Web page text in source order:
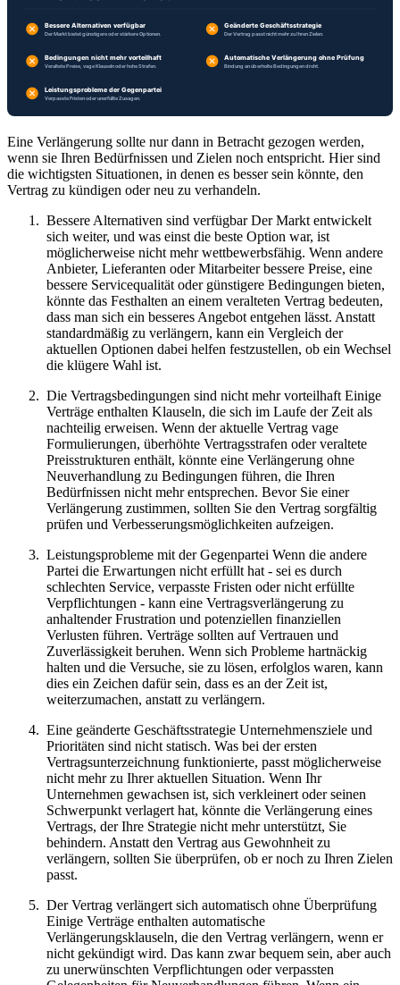
Eine Verlängerung sollte nur dann in Betracht gezogen werden,
wenn sie Ihren Bedürfnissen und Zielen noch entspricht. Hier sind
die wichtigsten Situationen, in denen es besser sein könnte, den
Vertrag zu kündigen oder neu zu verhandeln.
Bessere Alternativen sind verfügbar Der Markt entwickelt
sich weiter, und was einst die beste Option war, ist
möglicherweise nicht mehr wettbewerbsfähig. Wenn andere
Anbieter, Lieferanten oder Mitarbeiter bessere Preise, eine
bessere Servicequalität oder günstigere Bedingungen bieten,
könnte das Festhalten an einem veralteten Vertrag bedeuten,
dass man sich ein besseres Angebot entgehen lässt. Anstatt
standardmäßig zu verlängern, kann ein Vergleich der
aktuellen Optionen dabei helfen festzustellen, ob ein Wechsel
die klügere Wahl ist.
Die Vertragsbedingungen sind nicht mehr vorteilhaft Einige
Verträge enthalten Klauseln, die sich im Laufe der Zeit als
nachteilig erweisen. Wenn der aktuelle Vertrag vage
Formulierungen, überhöhte Vertragsstrafen oder veraltete
Preisstrukturen enthält, könnte eine Verlängerung ohne
Neuverhandlung zu Bedingungen führen, die Ihren
Bedürfnissen nicht mehr entsprechen. Bevor Sie einer
Verlängerung zustimmen, sollten Sie den Vertrag sorgfältig
prüfen und Verbesserungsmöglichkeiten aufzeigen.
Leistungsprobleme mit der Gegenpartei Wenn die andere
Partei die Erwartungen nicht erfüllt hat - sei es durch
schlechten Service, verpasste Fristen oder nicht erfüllte
Verpflichtungen - kann eine Vertragsverlängerung zu
anhaltender Frustration und potenziellen finanziellen
Verlusten führen. Verträge sollten auf Vertrauen und
Zuverlässigkeit beruhen. Wenn sich Probleme hartnäckig
halten und die Versuche, sie zu lösen, erfolglos waren, kann
dies ein Zeichen dafür sein, dass es an der Zeit ist,
weiterzumachen, anstatt zu verlängern.
Eine geänderte Geschäftsstrategie Unternehmensziele und
Prioritäten sind nicht statisch. Was bei der ersten
Vertragsunterzeichnung funktionierte, passt möglicherweise
nicht mehr zu Ihrer aktuellen Situation. Wenn Ihr
Unternehmen gewachsen ist, sich verkleinert oder seinen
Schwerpunkt verlagert hat, könnte die Verlängerung eines
Vertrags, der Ihre Strategie nicht mehr unterstützt, Sie
behindern. Anstatt den Vertrag aus Gewohnheit zu
verlängern, sollten Sie überprüfen, ob er noch zu Ihren Zielen
passt.
Der Vertrag verlängert sich automatisch ohne Überprüfung
Einige Verträge enthalten automatische
Verlängerungsklauseln, die den Vertrag verlängern, wenn er
nicht gekündigt wird. Das kann zwar bequem sein, aber auch
zu unerwünschten Verpflichtungen oder verpassten